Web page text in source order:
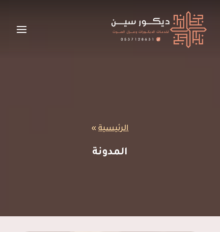
المحتوى
الرئيسية »
المدونة